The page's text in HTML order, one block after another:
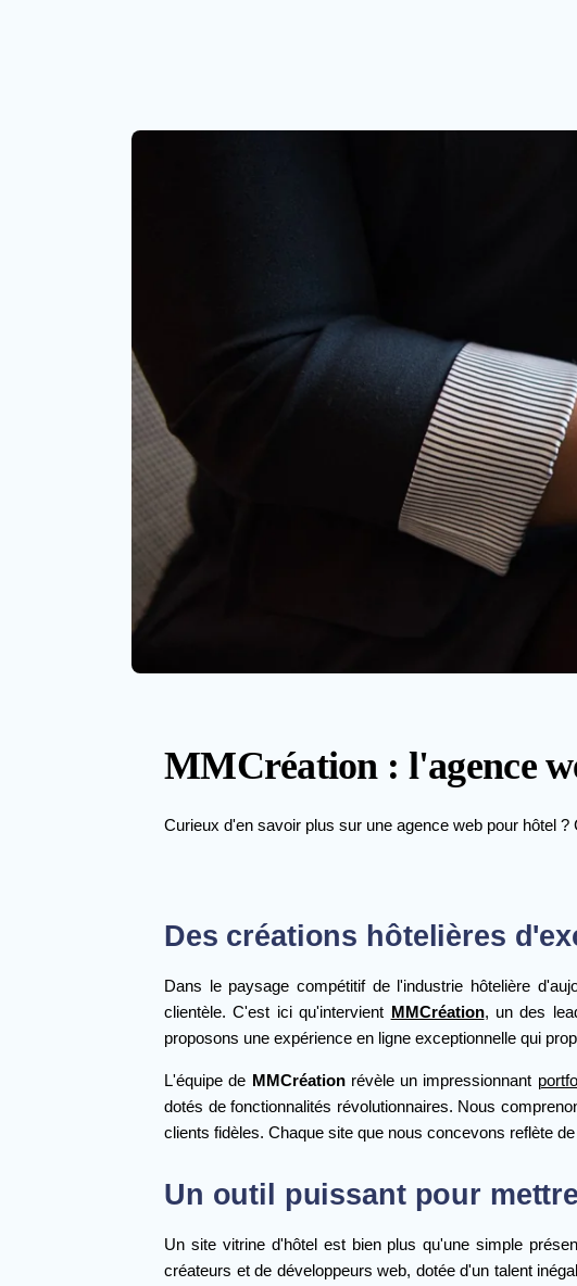
MMCréation : l'agence
Curieux d'en savoir plus sur une agence web pour hôtel ?
Des créations hôtelières
Dans le paysage compétitif de l'industrie hôtelière
clientèle. C'est ici qu'intervient MMCréation, un des
proposons une expérience en ligne exceptionnelle qui
L'équipe de MMCréationrévèle un impressionnant
dotés de fonctionnalités révolutionnaires. Nous
clients fidèles. Chaque site que nous concevons reflète
Un outil puissant pour
Un site vitrine d'hôtel est bien plus qu'une simple
créateurs et de développeurs web, dotée d'un talent